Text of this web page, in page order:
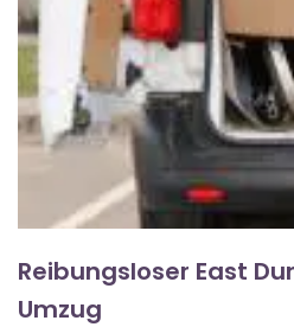
Reibungsloser East
Umzug